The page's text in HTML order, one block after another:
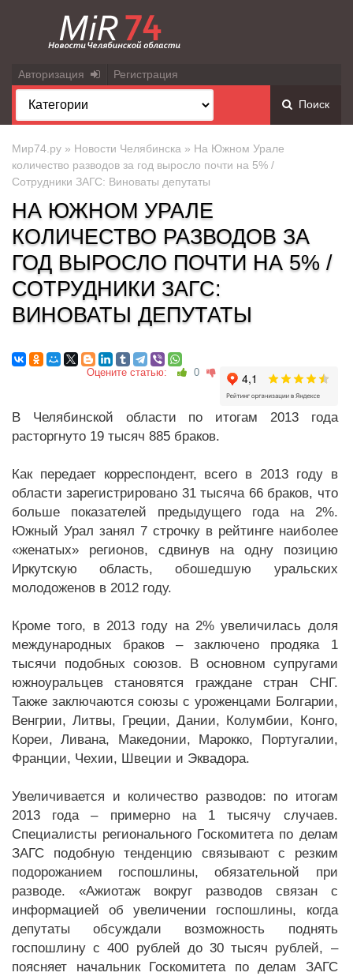
Авторизация Регистрация
Поиск
Мир74.ру » Новости Челябинска » На Южном Урале
количество разводов за год выросло почти на 5% /
Сотрудники ЗАГС: Виноваты депутаты
НА ЮЖНОМ УРАЛЕ
КОЛИЧЕСТВО РАЗВОДОВ ЗА
ГОД ВЫРОСЛО ПОЧТИ НА 5% /
СОТРУДНИКИ ЗАГС:
ВИНОВАТЫ ДЕПУТАТЫ
Оцените статью: 0
В Челябинской области по итогам 2013 года
расторгнуто 19 тысяч 885 браков.
Как передает корреспондент, всего в 2013 году в
области зарегистрировано 31 тысяча 66 браков, что
больше показателей предыдущего года на 2%.
Южный Урал занял 7 строчку в рейтинге наиболее
«женатых» регионов, сдвинув на одну позицию
Иркутскую область, обошедшую уральских
молодоженов в 2012 году.
Кроме того, в 2013 году на 2% увеличилась доля
международных браков – заключено продяка 1
тысячи подобных союзов. В основном супругами
южноуральцев становятся граждане стран СНГ.
Также заключаются союзы с уроженцами Болгарии,
Венгрии, Литвы, Греции, Дании, Колумбии, Конго,
Кореи, Ливана, Македонии, Марокко, Португалии,
Франции, Чехии, Швеции и Эквадора.
Увеличивается и количество разводов: по итогам
2013 года – примерно на 1 тысячу случаев.
Специалисты регионального Госкомитета по делам
ЗАГС подобную тенденцию связывают с резким
подорожанием госпошлины, обязательной при
разводе. «Ажиотаж вокруг разводов связан с
информацией об увеличении госпошлины, когда
депутаты обсуждали возможность поднять
госпошлину с 400 рублей до 30 тысяч рублей, –
поясняет начальник Госкомитета по делам ЗАГС